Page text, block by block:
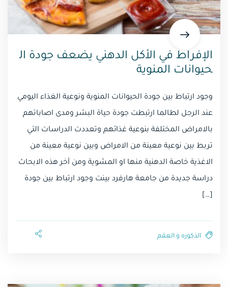
الإفراط في الأكل الدهني يضعف جودة ال
حيوانات المنوية
وجود ارتباط بين جودة الحيوانات المنوية ونوعية الغذاء اليومي
عند الرجل لطالما ارتبطت جودة حياة البشر ومدى اصاباتهم
بالامراض المختلفة بنوعية غذائهم وتعددت الدراسات التي
تربط بين نوعية معينة من الامراض وبين نوعية معينة من
الاغذية خاصة الدهنية منها او المشوية ومن آخر هذه الابحاث
دراسة جديدة من جامعة هارفرد بينت وجود ارتباط بين جودة
[…]
الذكوره و العقم⁩